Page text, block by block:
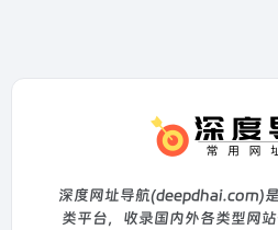
深度网址导航(deepdhai.com)
类平台，收录国内外各类型网